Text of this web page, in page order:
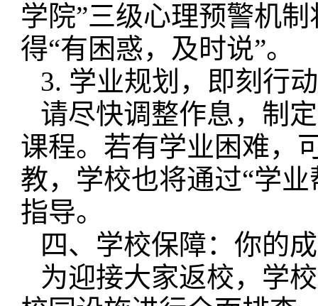
学院”三级心理预警机
得“有困惑，及时说”。
3. 学业规划，即刻行动
请尽快调整作息，制
课程。若有学业困难，
教，学校也将通过“学
指导。
四、学校保障：你的
为迎接大家返校，学